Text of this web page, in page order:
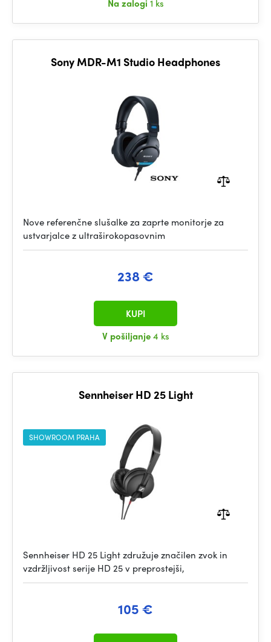
Na zalogi 1 ks
Sony MDR-M1 Studio Headphones
Nove referenčne slušalke za zaprte monitorje za
ustvarjalce z ultraširokopasovnim
238 €
V pošiljanje4 ks
KUPI
Sennheiser HD 25 Light
SHOWROOM PRAHA
Sennheiser HD 25 Light združuje značilen zvok in
vzdržljivost serije HD 25 v preprostejši,
105 €